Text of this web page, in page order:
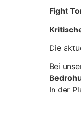
Fight
Die
Bei
In der